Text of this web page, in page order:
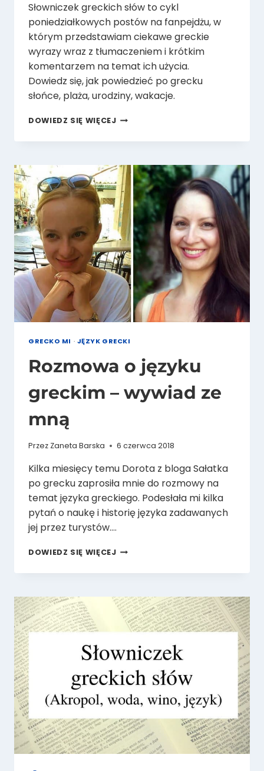
Słowniczek greckich słów to cykl
poniedziałkowych postów na fanpejdżu, w
którym przedstawiam ciekawe greckie
wyrazy wraz z tłumaczeniem i krótkim
komentarzem na temat ich użycia.
Dowiedz się, jak powiedzieć po grecku
słońce, plaża, urodziny, wakacje.
DOWIEDZ SIĘ WIĘCEJSŁOWNICZEK
SŁÓW
5
(SŁOŃCE,
PLAŻA,
URODZINY,
WAKACJE)
GRECKO MI · JĘZYK GRECKI
Rozmowa o języku
greckim – wywiad ze
mną
Przez Zaneta Barska 6 czerwca 2018
Kilka miesięcy temu Dorota z bloga Sałatka
po grecku zaprosiła mnie do rozmowy na
temat języka greckiego. Podesłała mi kilka
pytań o naukę i historię języka zadawanych
jej przez turystów….
DOWIEDZ SIĘ WIĘCEJROZMOWA
JĘZYKU
–
WYWIAD
ZE
MNĄ